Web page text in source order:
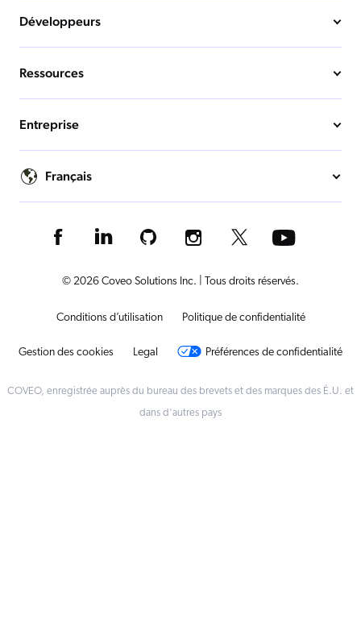
Développeurs
Ressources
Entreprise
Français
© 2026 Coveo Solutions Inc. | Tous droits réservés.
Conditions d’utilisation Politique de confidentialité
Gestion des cookies Legal Préférences de confidentialité
COVEO, enregistrée auprès du bureau des brevets et des marques des É.U. et
dans d'autres pays